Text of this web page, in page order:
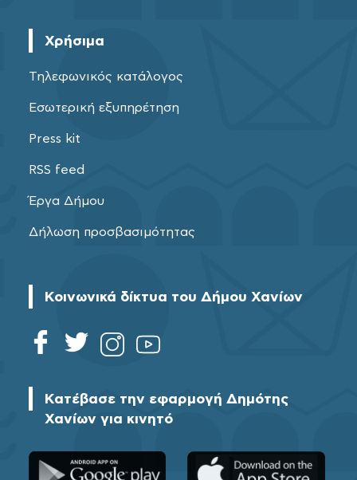
Χρήσιμα
Τηλεφωνικός κατάλογος
Εσωτερική εξυπηρέτηση
Press kit
RSS feed
Έργα Δήμου
Δήλωση προσβασιμότητας
Κοινωνικά δίκτυα του Δήμου Χανίων
Κατέβασε την εφαρμογή Δημότης
Χανίων για κινητό